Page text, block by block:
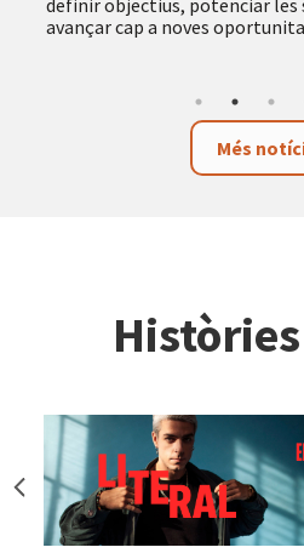
definir objectius, potenciar les
avançar cap a noves
Més